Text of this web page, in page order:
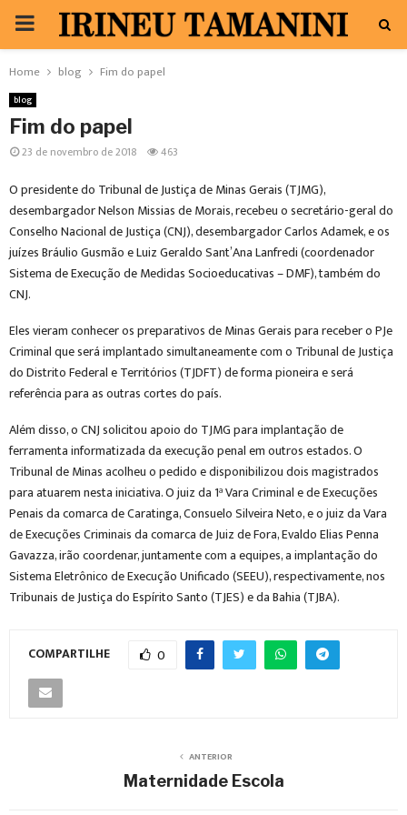
PRIMARY
MENU
Home blog Fim do papel
blog
Fim do papel
23 de novembro de 2018 463
O presidente do Tribunal de Justiça de Minas Gerais (TJMG),
desembargador Nelson Missias de Morais, recebeu o secretário-geral do
Conselho Nacional de Justiça (CNJ), desembargador Carlos Adamek, e os
juízes Bráulio Gusmão e Luiz Geraldo Sant’Ana Lanfredi (coordenador
Sistema de Execução de Medidas Socioeducativas – DMF), também do
CNJ.
Eles vieram conhecer os preparativos de Minas Gerais para receber o PJe
Criminal que será implantado simultaneamente com o Tribunal de Justiça
do Distrito Federal e Territórios (TJDFT) de forma pioneira e será
referência para as outras cortes do país.
Além disso, o CNJ solicitou apoio do TJMG para implantação de
ferramenta informatizada da execução penal em outros estados. O
Tribunal de Minas acolheu o pedido e disponibilizou dois magistrados
para atuarem nesta iniciativa. O juiz da 1ª Vara Criminal e de Execuções
Penais da comarca de Caratinga, Consuelo Silveira Neto, e o juiz da Vara
de Execuções Criminais da comarca de Juiz de Fora, Evaldo Elias Penna
Gavazza, irão coordenar, juntamente com a equipes, a implantação do
Sistema Eletrônico de Execução Unificado (SEEU), respectivamente, nos
Tribunais de Justiça do Espírito Santo (TJES) e da Bahia (TJBA).
COMPARTILHE 0
ANTERIOR
Maternidade Escola